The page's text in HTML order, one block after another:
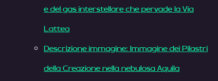
e del gas interstellare che pervade la Via
Lattea
Descrizione immagine: Immagine dei Pilastri
della Creazione nella nebulosa Aquila